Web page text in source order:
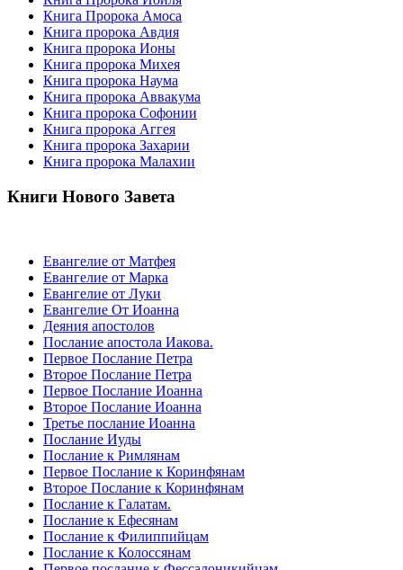
Книга Пророка Амоса
Книга пророка Авдия
Книга пророка Ионы
Книга пророка Михея
Книга пророка Наума
Книга пророка Аввакума
Книга пророка Софонии
Книга пророка Аггея
Книга пророка Захарии
Книга пророка Малахии
Книги Нового Завета
Евангелие от Матфея
Евангелие от Марка
Евангелие от Луки
Евангелие От Иоанна
Деяния апостолов
Послание апостола Иакова.
Первое Послание Петра
Второе Послание Петра
Первое Послание Иоанна
Второе Послание Иоанна
Третье послание Иоанна
Послание Иуды
Послание к Римлянам
Первое Послание к Коринфянам
Второе Послание к Коринфянам
Послание к Галатам.
Послание к Ефесянам
Послание к Филиппийцам
Послание к Колоссянам